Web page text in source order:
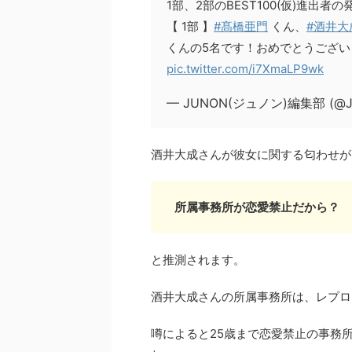
1部、2部のBEST100(仮)進出者の
【 1部 】 #髙橋亜門 くん、 #酒井大
くんの5名です！おめでとうござ
pic.twitter.com/i7XmaLP9wk
— JUNON(ジュノン)編集部
酒井大成さんが彼女に関する匂わせ
所属事務所が恋愛禁止だから？
と推測されます。
酒井大成さんの所属事務所は、レプ
噂によると25歳まで恋愛禁止の事務